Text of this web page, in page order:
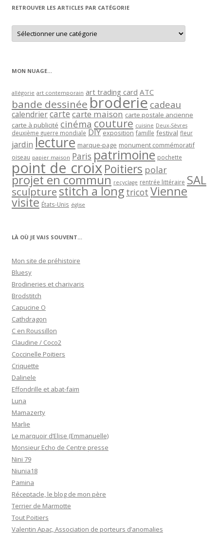
RETROUVER LES ARTICLES PAR CATÉGORIE
Retrouver
les
articles
MON NUAGE…
allégorie art contemporain art trading card ATC
bande dessinée broderie cadeau
calendriercartecarte maison carte postale ancienne
carte à publicité cinéma couture cuisine Deux-Sèvres
deuxième guerre mondiale DIY exposition famille festival fleur
jardin lecture marque-page monument commémoratif
oiseau papier maison Paris patrimoine pochette
point de croixPoitiers polar
projet en commun recyclage rentrée littéraire SAL
sculpturestitch a long tricot Vienne
visite États-Unis église
LÀ OÙ JE VAIS SOUVENT…
Mon site de préhistoire
Bluesy
Brodineries et charivaris
Brodstitch
Capucine O
Cathdragon
C en Roussillon
Claudine / Coco2
Coccinelle Poitiers
Criquette
Dalinele
Effondrille et abat-faim
Luna
Mamazerty
Marlie
Le marquoir d’Elise (Emmanuelle)
Monsieur Echo de Centre presse
Nini 79
Niunia18
Pamina
Réceptacle, le blog de mon père
Terrier de Marmotte
Tout Poitiers
Valentin Apac, Association de porteurs d’anomalies